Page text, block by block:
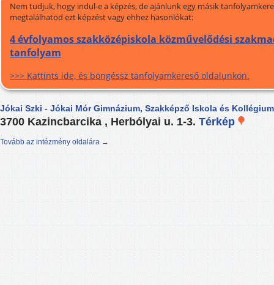
Nem tudjuk, hogy indul-e a képzés, de ajánlunk egy másik
megtalálhatod ezt képzést vagy ehhez hasonlókat:
4 évfolyamos szakközépiskola közművelődési
tanfolyam
>>> Kattints ide, és böngéssz tanfolyamkereső oldalunkon.
Jókai Szki - Jókai Mór Gimnázium, Szakképző Iskola és Kollégium
3700 Kazincbarcika , Herbólyai u. 1-3. Térkép
Tovább az intézmény oldalára →